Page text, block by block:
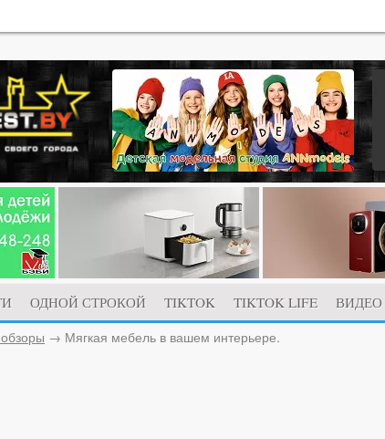
ОДНОЙ СТРОКОЙ TIKTOK TIKTOK LIFE ВИДЕО
→ Мягкая мебель в вашем интерьере.